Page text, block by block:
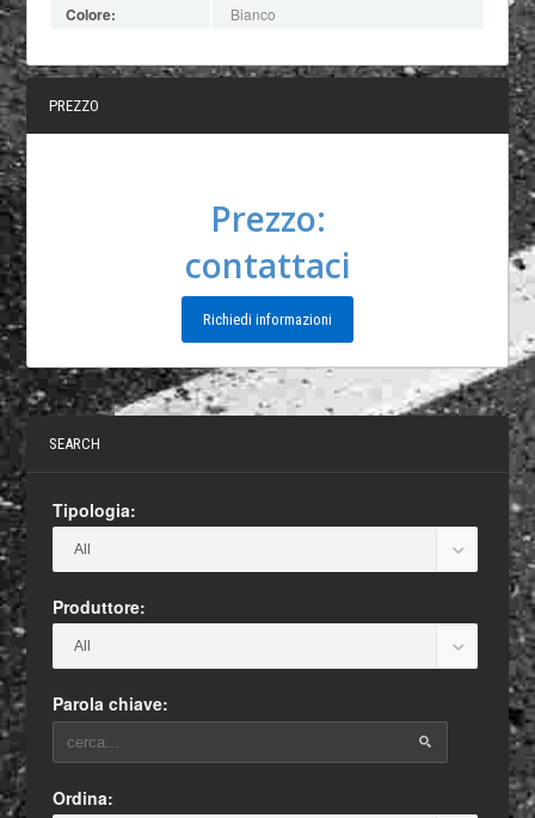
Colore: Bianco
PREZZO
Prezzo:
contattaci
Richiedi informazioni
SEARCH
Tipologia:
Produttore:
Parola chiave:
Ordina: